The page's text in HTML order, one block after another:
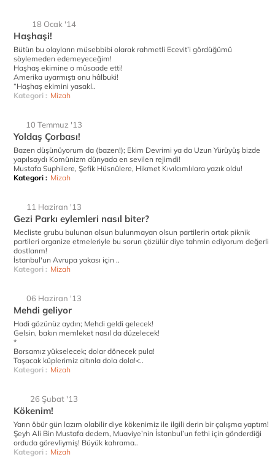
18 Ocak '14
Haşhaşi!
Bütün bu olayların müsebbibi olarak rahmetli Ecevit’i gördüğümü
söylemeden edemeyeceğim!
Haşhaş ekimine o müsaade etti!
Amerika uyarmıştı onu hâlbuki!
“Haşhaş ekimini yasakl..
Kategori : Mizah
10 Temmuz '13
Yoldaş Çorbası!
Bazen düşünüyorum da (bazen!); Ekim Devrimi ya da Uzun Yürüyüş bizde
yapılsaydı Komünizm dünyada en sevilen rejimdi!
Mustafa Suphilere, Şefik Hüsnülere, Hikmet Kıvılcımlılara yazık oldu!
Kategori : Mizah
11 Haziran '13
Gezi Parkı eylemleri nasıl biter?
Mecliste grubu bulunan olsun bulunmayan olsun partilerin ortak piknik
partileri organize etmeleriyle bu sorun çözülür diye tahmin ediyorum değerli
dostlarım!
İstanbul'un Avrupa yakası için ..
Kategori : Mizah
06 Haziran '13
Mehdi geliyor
Hadi gözünüz aydın; Mehdi geldi gelecek!
Gelsin, bakın memleket nasıl da düzelecek!
*
Borsamız yükselecek; dolar dönecek pula!
Taşacak küplerimiz altınla dola dola!<..
Kategori : Mizah
26 Şubat '13
Kökenim!
Yarın öbür gün lazım olabilir diye kökenimiz ile ilgili derin bir çalışma yaptım!
Şeyh Ali Bin Mustafa dedem, Muaviye’nin İstanbul’un fethi için gönderdiği
orduda görevliymiş! Büyük kahrama..
Kategori : Mizah